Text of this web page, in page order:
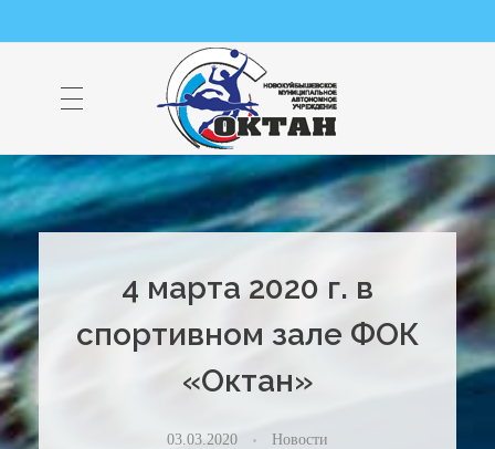
НМАУ "ФОК "ОКТАН" | Официальный сайт
4 марта 2020 г. в
спортивном зале ФОК
«Октан»
03.03.2020 Новости